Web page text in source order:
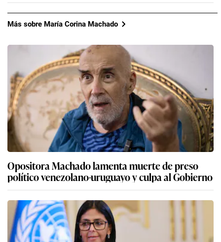
Más sobre María Corina Machado
Opositora Machado lamenta muerte de preso
político venezolano-uruguayo y culpa al Gobierno